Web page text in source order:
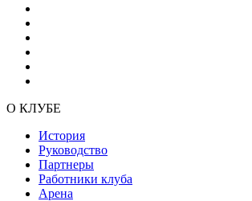
О КЛУБЕ
История
Руководство
Партнеры
Работники клуба
Арена